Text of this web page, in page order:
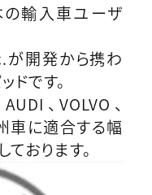
の輸入車ユーザ
が開発から携わ
ドです。
、VOLVO、
に適合する幅
おります。